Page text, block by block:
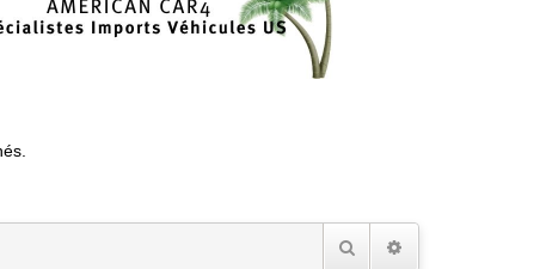
RechercherRecherche avancée